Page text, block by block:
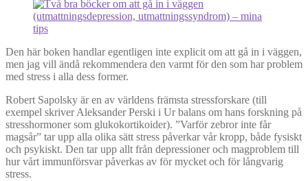
Den här boken handlar egentligen inte explicit om att gå in i väggen,
men jag vill ändå rekommendera den varmt för den som har problem
med stress i alla dess former.
Robert Sapolsky är en av världens främsta stressforskare (till
exempel skriver Aleksander Perski i Ur balans om hans forskning på
stresshormoner som glukokortikoider). ”Varför zebror inte får
magsår” tar upp alla olika sätt stress påverkar vår kropp, både fysiskt
och psykiskt. Den tar upp allt från depressioner och magproblem till
hur vårt immunförsvar påverkas av för mycket och för långvarig
stress.